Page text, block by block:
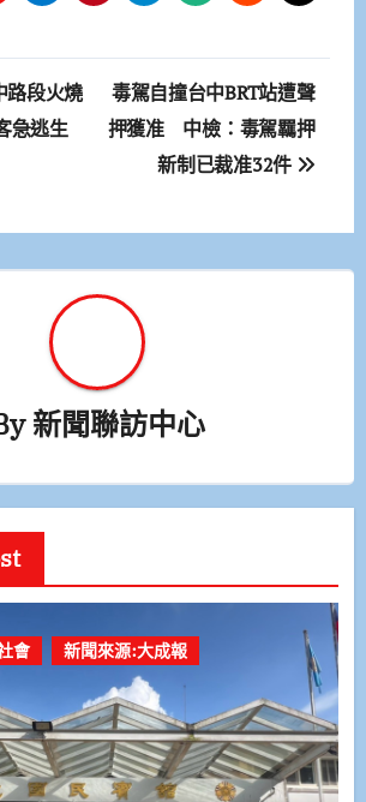
路段火燒
急逃生
毒駕自撞台中BRT站遭聲
押獲准 中檢：毒駕羈押
新制已裁准32件
新聞聯訪中心
會 新聞來源:大成報